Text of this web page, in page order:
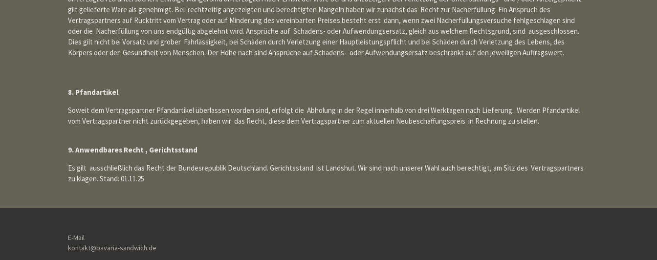
gilt gelieferte Ware als genehmigt. Bei rechtzeitig angezeigten und berechtigten Mängeln haben wir zunächst das Recht zur Nacherfüllung. Ein Anspruch des
Vertragspartners auf Rücktritt vom Vertrag oder auf Minderung des vereinbarten Preises besteht erst dann, wenn zwei Nacherfüllungsversuche fehlgeschlagen sind
oder die Nacherfüllung von uns endgültig abgelehnt wird. Ansprüche auf Schadens- oder Aufwendungsersatz, gleich aus welchem Rechtsgrund, sind ausgeschlossen.
Dies gilt nicht bei Vorsatz und grober Fahrlässigkeit, bei Schäden durch Verletzung einer Hauptleistungspflicht und bei Schäden durch Verletzung des Lebens, des
Körpers oder der Gesundheit von Menschen. Der Höhe nach sind Ansprüche auf Schadens- oder Aufwendungsersatz beschränkt auf den jeweiligen Auftragswert.
8. Pfandartikel
Soweit dem Vertragspartner Pfandartikel überlassen worden sind, erfolgt die Abholung in der Regel innerhalb von drei Werktagen nach Lieferung. Werden Pfandartikel
vom Vertragspartner nicht zurückgegeben, haben wir das Recht, diese dem Vertragspartner zum aktuellen Neubeschaffungspreis in Rechnung zu stellen.
9. Anwendbares Recht , Gerichtsstand
Es gilt ausschließlich das Recht der Bundesrepublik Deutschland. Gerichtsstand ist Landshut. Wir sind nach unserer Wahl auch berechtigt, am Sitz des Vertragspartners
zu klagen. Stand: 01.11.25
E-Mail
kontakt@bavaria-sandwich.de